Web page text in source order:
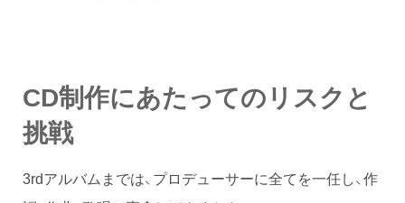
CD制作にあたってのリスクと
挑戦
3rdアルバムまでは、プロデューサーに全てを一任し、作